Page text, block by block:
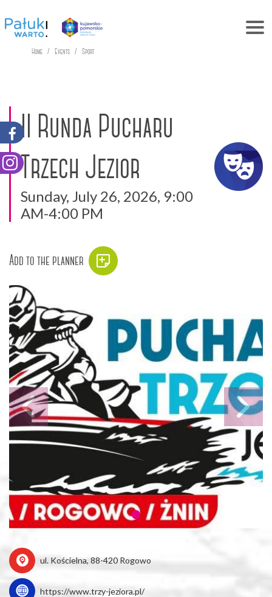
Home Events Sport
II Runda Pucharu
Trzech Jezior
Sunday, July 26, 2026, 9:00
AM-4:00 PM
Add to the planner
ul. Kościelna, 88-420 Rogowo
https://www.trzy-jeziora.pl/